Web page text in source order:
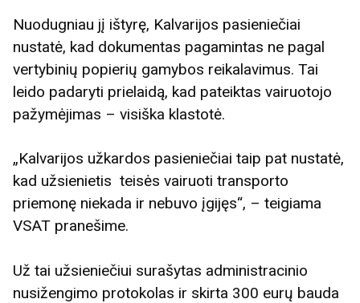
Nuodugniau jį ištyrę, Kalvarijos pasieniečiai
nustatė, kad dokumentas pagamintas ne pagal
vertybinių popierių gamybos reikalavimus. Tai
leido padaryti prielaidą, kad pateiktas vairuotojo
pažymėjimas – visiška klastotė.
„Kalvarijos užkardos pasieniečiai taip pat nustatė,
kad užsienietis teisės vairuoti transporto
priemonę niekada ir nebuvo įgijęs“, – teigiama
VSAT pranešime.
Už tai užsieniečiui surašytas administracinio
nusižengimo protokolas ir skirta 300 eurų bauda